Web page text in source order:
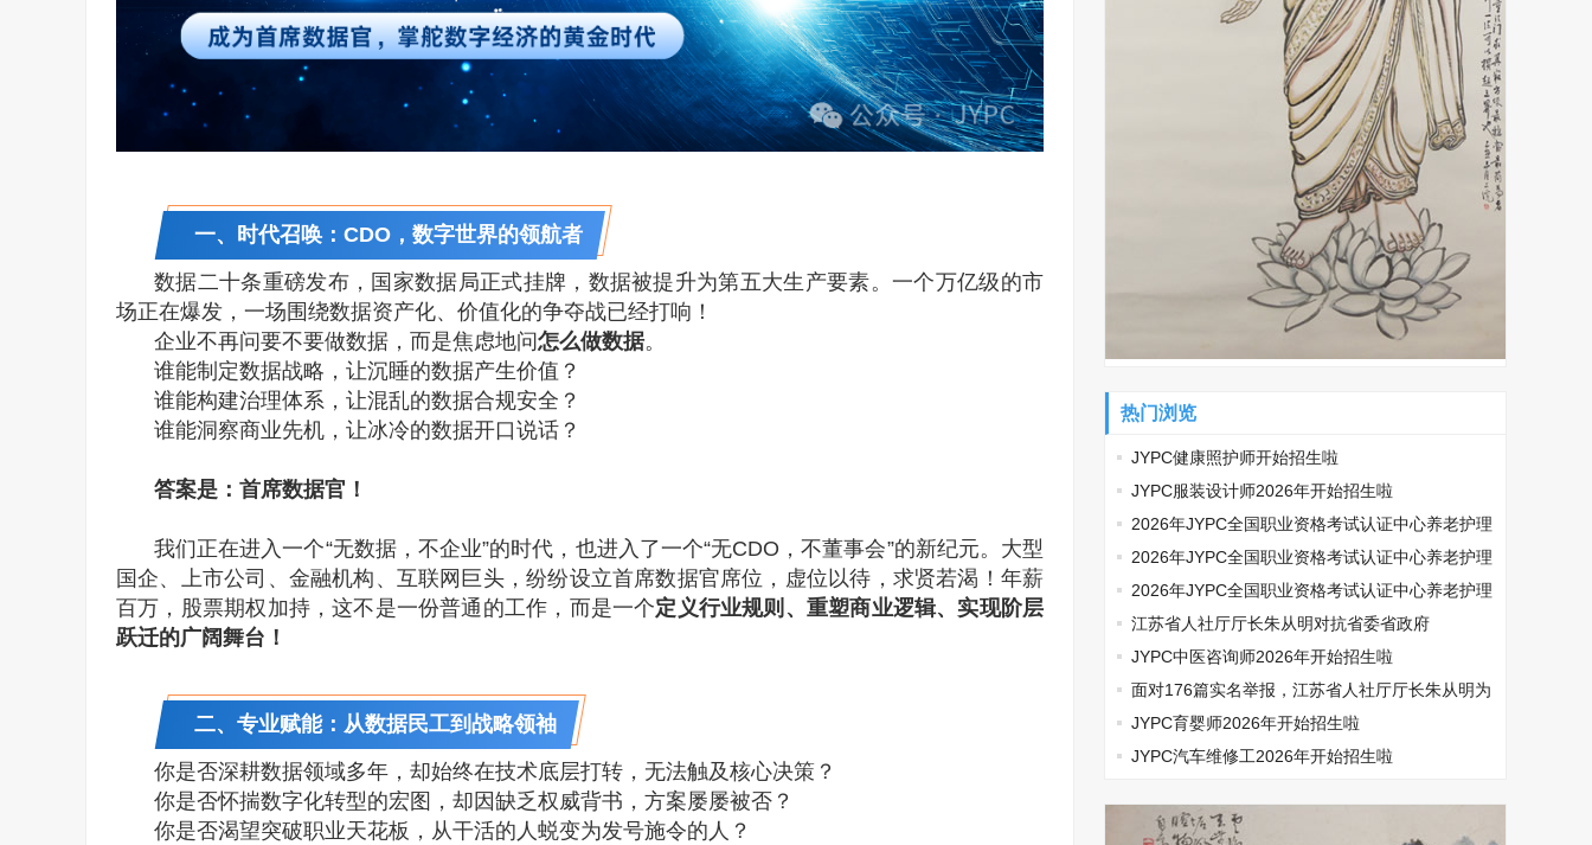
一、时代召唤：CDO，数字世界的领航者
数据二十条重磅发布，国家数据局正式挂牌，数据被提升为第五大生产要素。一个万亿级的市
场正在爆发，一场围绕数据资产化、价值化的争夺战已经打响！
企业不再问要不要做数据，而是焦虑地问怎么做数据。
谁能制定数据战略，让沉睡的数据产生价值？
谁能构建治理体系，让混乱的数据合规安全？
谁能洞察商业先机，让冰冷的数据开口说话？
答案是：首席数据官！
我们正在进入一个“无数据，不企业”的时代，也进入了一个“无CDO，不董事会”的新纪元。大型
国企、上市公司、金融机构、互联网巨头，纷纷设立首席数据官席位，虚位以待，求贤若渴！年薪
百万，股票期权加持，这不是一份普通的工作，而是一个定义行业规则、重塑商业逻辑、实现阶层
跃迁的广阔舞台！
二、专业赋能：从数据民工到战略领袖
你是否深耕数据领域多年，却始终在技术底层打转，无法触及核心决策？
你是否怀揣数字化转型的宏图，却因缺乏权威背书，方案屡屡被否？
你是否渴望突破职业天花板，从干活的人蜕变为发号施令的人？
热门浏览
JYPC健康照护师开始招生啦
JYPC服装设计师2026年开始招生啦
2026年JYPC全国职业资格考试认证中心养老护理
师开始报名啦
2026年JYPC全国职业资格考试认证中心养老护理
师开始报名啦
2026年JYPC全国职业资格考试认证中心养老护理
师开始报名啦
江苏省人社厅厅长朱从明对抗省委省政府
JYPC中医咨询师2026年开始招生啦
面对176篇实名举报，江苏省人社厅厅长朱从明为
何选择沉默
JYPC育婴师2026年开始招生啦
JYPC汽车维修工2026年开始招生啦